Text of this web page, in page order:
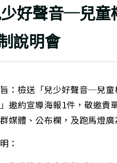
頁
好聲音─兒童
說明會
：檢送「兒少好聲音─兒
邀約宣導海報1件，敬邀貴
媒體、公布欄，及跑馬燈
：